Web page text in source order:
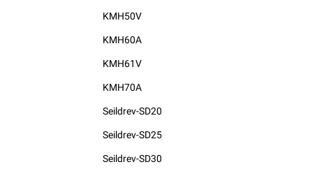
KMH50V
KMH60A
KMH61V
KMH70A
Seildrev-SD20
Seildrev-SD25
Seildrev-SD30